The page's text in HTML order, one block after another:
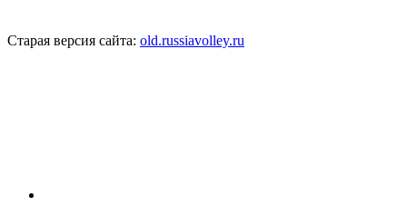
Старая версия сайта: old.russiavolley.ru